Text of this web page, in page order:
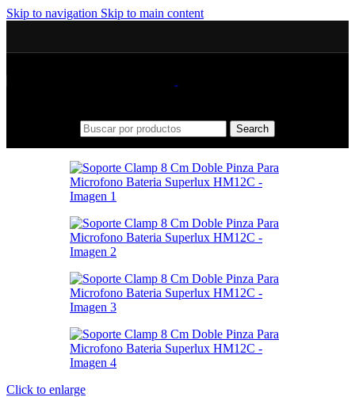
Skip to navigation Skip to main content
Search
Click to enlarge